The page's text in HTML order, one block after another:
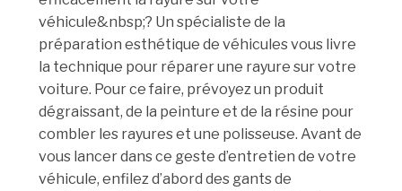
véhicule&nbsp;? Un spécialiste de la
préparation esthétique de véhicules vous livre
la technique pour réparer une rayure sur votre
voiture. Pour ce faire, prévoyez un produit
dégraissant, de la peinture et de la résine pour
combler les rayures et une polisseuse. Avant de
vous lancer dans ce geste d’entretien de votre
véhicule, enfilez d’abord des gants de